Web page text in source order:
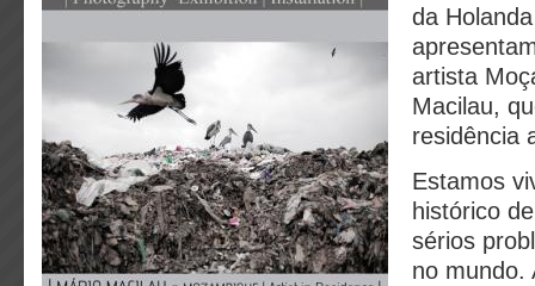
da
artista
Macilau,
residência
Estamos
histórico
sérios
no mundo.